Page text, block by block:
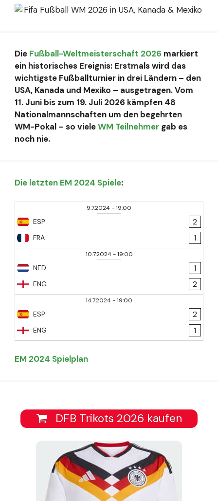
Die Fußball-Weltmeisterschaft 2026 markiert
ein historisches Ereignis: Erstmals wird das
wichtigste Fußballturnier in drei Ländern – den
USA, Kanada und Mexiko – ausgetragen. Vom
11. Juni bis zum 19. Juli 2026 kämpfen 48
Nationalmannschaften um den begehrten
WM-Pokal – so vieleWM Teilnehmer gab es
noch nie.
Die letzten EM 2024 Spiele:
9.7.2024-19:00
ESP
FRA
2
1
10.7.2024-19:00
NED
ENG
1
2
14.7.2024-19:00
ESP
ENG
2
1
EM 2024 Spielplan
DFB Trikots 2026 kaufen